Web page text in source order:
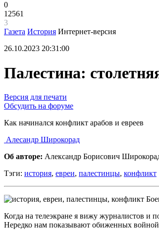
0
12561
3
Газета История Интернет-версия
26.10.2023 20:31:00
Палестина:
Версия для печати
Обсудить на форуме
Как начинался конфликт арабов и евреев
Алесандр Широкорад
Об авторе: Александр Борисович
Тэги: история, евреи, палестинцы, конфликт
Когда на телеэкране я вижу журналистов
Нередко нам показывают обиженных войной